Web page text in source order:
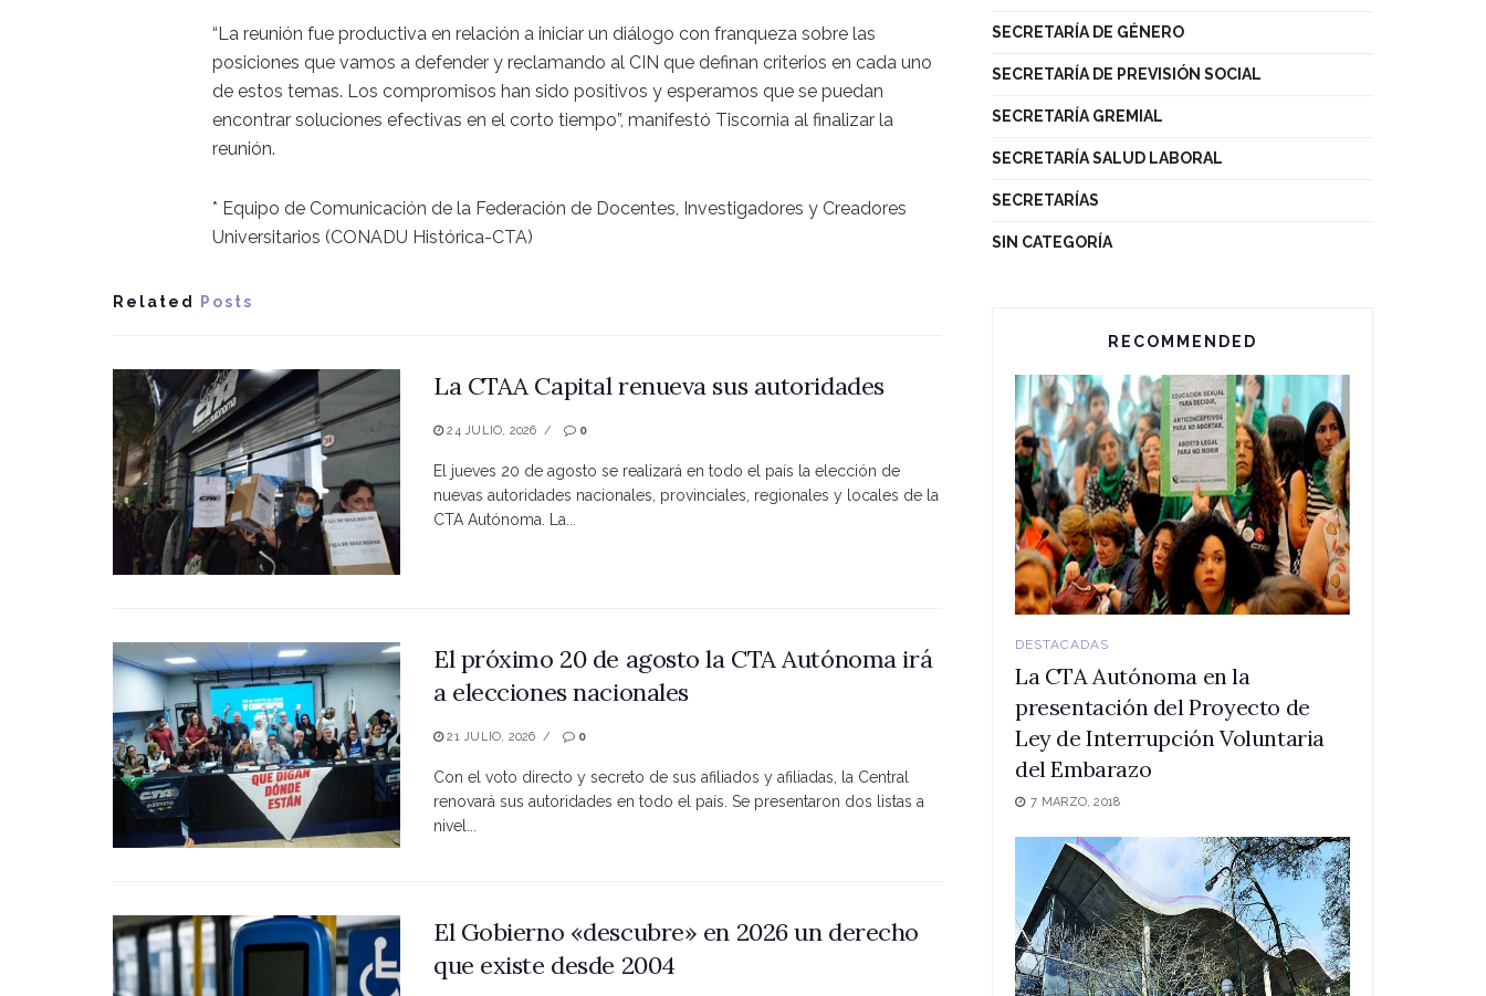
“La reunión fue productiva en relación a iniciar un diálogo con franqueza sobre las
posiciones que vamos a defender y reclamando al CIN que definan criterios en cada uno
de estos temas. Los compromisos han sido positivos y esperamos que se puedan
encontrar soluciones efectivas en el corto tiempo”, manifestó Tiscornia al finalizar la
reunión.
* Equipo de Comunicación de la Federación de Docentes, Investigadores y Creadores
Universitarios (CONADU Histórica-CTA)
Related Posts
La CTAA Capital renueva sus autoridades
24 JULIO, 2026 0
El jueves 20 de agosto se realizará en todo el país la elección de
nuevas autoridades nacionales, provinciales, regionales y locales de la
CTA Autónoma. La...
El próximo 20 de agosto la CTA Autónoma irá
a elecciones nacionales
21 JULIO, 2026 0
Con el voto directo y secreto de sus afiliados y afiliadas, la Central
renovará sus autoridades en todo el país. Se presentaron dos listas a
nivel...
El Gobierno «descubre» en 2026 un derecho
que existe desde 2004
SECRETARÍA DE GÉNERO
SECRETARÍA DE PREVISIÓN SOCIAL
SECRETARÍA GREMIAL
SECRETARÍA SALUD LABORAL
SECRETARÍAS
SIN CATEGORÍA
RECOMMENDED
DESTACADAS
La CTA Autónoma en la
presentación del Proyecto de
Ley de Interrupción Voluntaria
del Embarazo
7 MARZO, 2018